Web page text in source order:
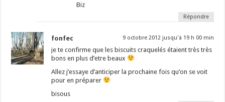
Biz
Répondre
fonfec 9 octobre 2012 jusqu'à 19 h 00 min
je te confirme que les biscuits craquelés étaient très très
bons en plus d’etre beaux
Allez j’essaye d’anticiper la prochaine fois qu’on se voit
pour en préparer
bisous